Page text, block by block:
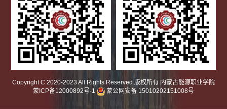
Copyright C 2020-2023 All Rights Reserved 版权所有 内蒙古能源职业学院
蒙ICP备12000892号-1
蒙公网安备 15010202151008号